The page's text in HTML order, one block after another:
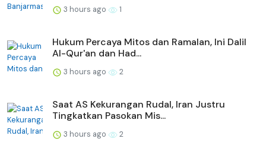
3 hours ago 1
Hukum Percaya Mitos dan Ramalan, Ini Dalil
Al-Qur'an dan Had...
3 hours ago 2
Saat AS Kekurangan Rudal, Iran Justru
Tingkatkan Pasokan Mis...
3 hours ago 2